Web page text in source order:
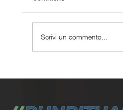
Scrivi un commento...